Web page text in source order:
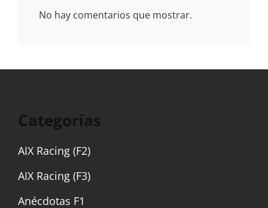
No hay comentarios que mostrar.
Categorías
AIX Racing (F2)
AIX Racing (F3)
Anécdotas F1